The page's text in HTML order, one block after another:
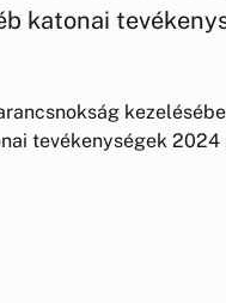
katonai
tevékenységek 2024